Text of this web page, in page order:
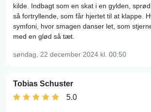
kilde. Indbagt som en skat i en gylden,
så fortryllende, som får hjertet til at klappe.
symfoni, hvor smagen danser let, som
med en glød så tæt.
søndag, 22 december 2024 kl. 00:50
Tobias Schuster
5.0